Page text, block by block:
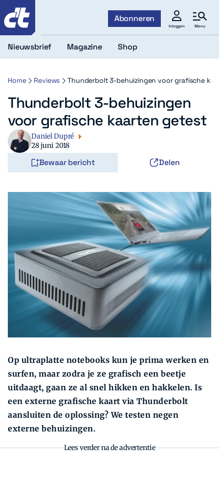
Abonneren
Inloggen Menu
Zoeken
Nieuwsbrief Magazine Shop
Home Reviews Thunderbolt 3-behuizingen voor grafische
Thunderbolt 3-behuizingen
voor grafische kaarten getest
Daniel Dupré
28 juni 2018
Bewaar bericht Delen
Op ultraplatte notebooks kun je prima werken en
surfen, maar zodra je ze grafisch een beetje
uitdaagt, gaan ze al snel hikken en hakkelen. Is
een externe grafische kaart via Thunderbolt
aansluiten de oplossing? We testen negen
externe behuizingen.
Lees verder na de advertentie